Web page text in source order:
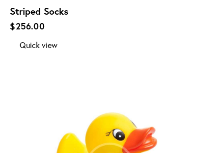
Striped Socks
$256.00
Quick view